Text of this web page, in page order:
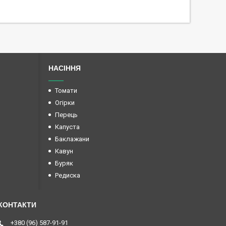
НАСІННЯ
Томати
Огірки
Перець
Капуста
Баклажани
Кавун
Буряк
Редиска
+380 (96) 587-91-91